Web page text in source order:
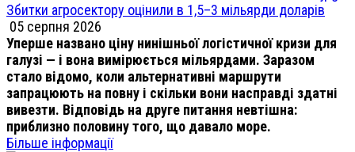
Збитки агросектору оцінили в 1,5–3 мільярди доларів
05 серпня 2026
Уперше названо ціну нинішньої логістичної кризи для
галузі — і вона вимірюється мільярдами. Заразом
стало відомо, коли альтернативні маршрути
запрацюють на повну і скільки вони насправді здатні
вивезти. Відповідь на друге питання невтішна:
приблизно половину того, що давало море.
Більше інформації